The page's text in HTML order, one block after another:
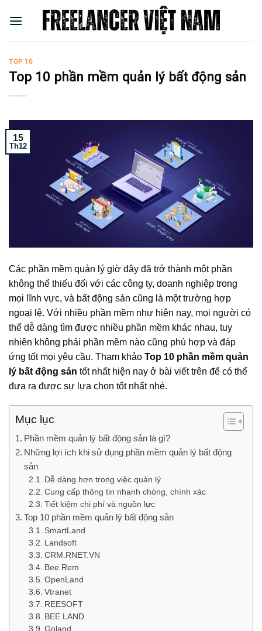
TOP 10
Top 10 phần mềm quản lý bất động sản
15
Th12
Các phần mềm quản lý giờ đây đã trở thành một phần
không thể thiếu đối với các công ty, doanh nghiệp trong
mọi lĩnh vực, và bất động sản cũng là một trường hợp
ngoại lệ. Với nhiều phần mềm như hiện nay, mọi người có
thể dễ dàng tìm được nhiều phần mềm khác nhau, tuy
nhiên không phải phần mềm nào cũng phù hợp và đáp
ứng tốt mọi yêu cầu. Tham khảo Top 10 phần mềm quản
lý bất động sản tốt nhất hiện nay ở bài viết trên để có thể
đưa ra được sự lựa chọn tốt nhất nhé.
Mục lục
Phần mềm quản lý bất động sản là gì?
Những lợi ích khi sử dụng phần mềm quản lý bất động
sản
Dễ dàng hơn trong việc quản lý
Cung cấp thông tin nhanh chóng, chính xác
Tiết kiệm chi phí và nguồn lực
Top 10 phần mềm quản lý bất động sản
SmartLand
Landsoft
CRM.RNET.VN
Bee Rem
OpenLand
Vtranet
REESOFT
BEE LAND
Goland